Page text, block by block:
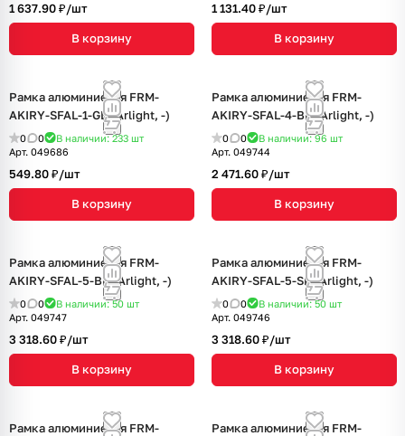
1 637.90 ₽/шт
В корзину
1 131.40 ₽/шт
В корзину
Рамка алюминиевая FRM-
AKIRY-SFAL-1-GD (Arlight, -)
0 0 В наличии: 233 шт
Арт. 049686
549.80 ₽/шт
В корзину
Рамка алюминиевая FRM-
AKIRY-SFAL-4-BK (Arlight, -)
0 0 В наличии: 96 шт
Арт. 049744
2 471.60 ₽/шт
В корзину
Рамка алюминиевая FRM-
AKIRY-SFAL-5-BK (Arlight, -)
0 0 В наличии: 50 шт
Арт. 049747
3 318.60 ₽/шт
В корзину
Рамка алюминиевая FRM-
AKIRY-SFAL-5-SR (Arlight, -)
0 0 В наличии: 50 шт
Арт. 049746
3 318.60 ₽/шт
В корзину
Рамка алюминиевая FRM-
Рамка алюминиевая FRM-